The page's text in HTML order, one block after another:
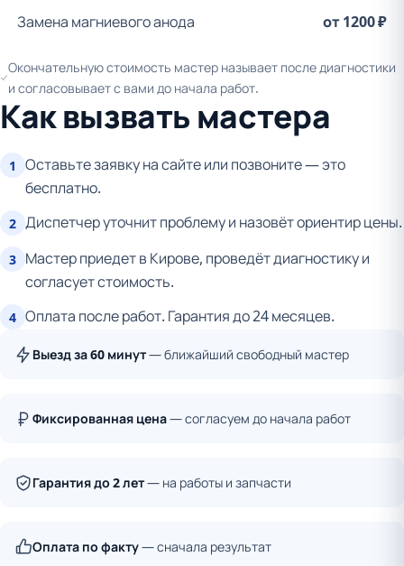
Замена магниевого анода от 1200 ₽
Окончательную стоимость мастер называет после диагностики
и согласовывает с вами до начала работ.
Как вызвать мастера
1
Оставьте заявку на сайте или позвоните — это
бесплатно.
2 Диспетчер уточнит проблему и назовёт ориентир цены.
3 Мастер приедет в Кирове, проведёт диагностику и
согласует стоимость.
4 Оплата после работ. Гарантия до 24 месяцев.
Выезд за 60 минут— ближайший свободный мастер
Фиксированная цена— согласуем до начала работ
Гарантия до 2 лет— на работы и запчасти
Оплата по факту— сначала результат